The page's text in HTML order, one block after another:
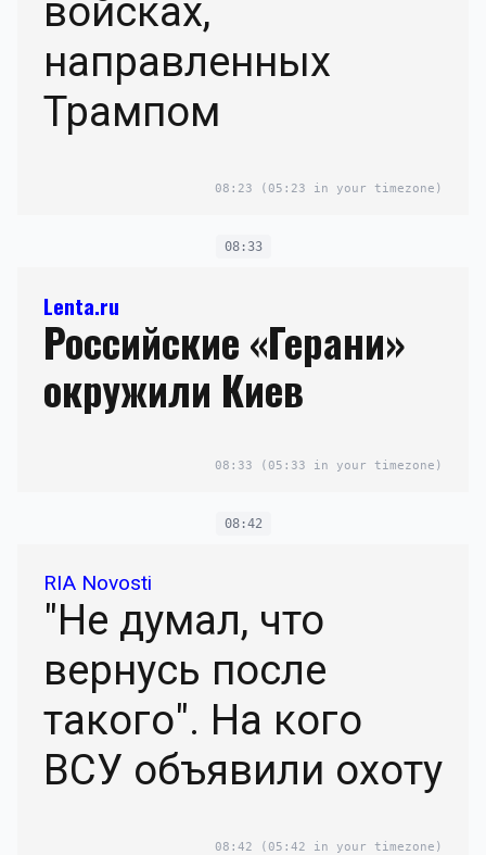
войсках,
направленных
Трампом
08:23 (05:23 in your timezone)
08:33
Lenta.ru
Российские «Герани»
окружили Киев
08:33 (05:33 in your timezone)
08:42
RIA Novosti
"Не думал, что
вернусь после
такого". На кого
ВСУ объявили охоту
08:42 (05:42 in your timezone)